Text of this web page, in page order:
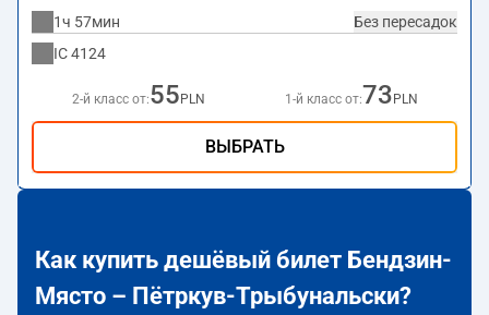
Без пересадок
1ч 57мин
IC4124
2-й класс от:55 PLN 1-й класс от:73 PLN
ВЫБРАТЬ
Как купить дешёвый билет Бендзин-
Място – Пётркув-Трыбунальски?